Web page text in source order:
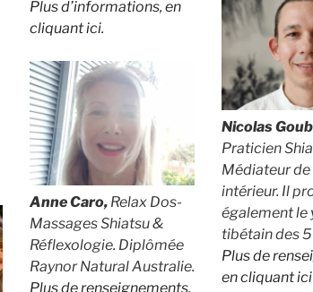
Plus d’informations, en
cliquant ici.
Anne Caro,Relax Dos-
Massages Shiatsu &
Réflexologie. Diplômée
Raynor Natural Australie.
Plus de renseignements,
Nicolas
Praticien
Médiateur
intérieur. Il
également le
tibétain des
Plus de
en cliquant ici